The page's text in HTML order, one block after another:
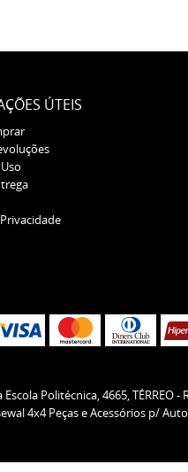
ÚTEIS
Politécnica, 4665, TÉRREO-
4x4 Peças e Acessórios p/